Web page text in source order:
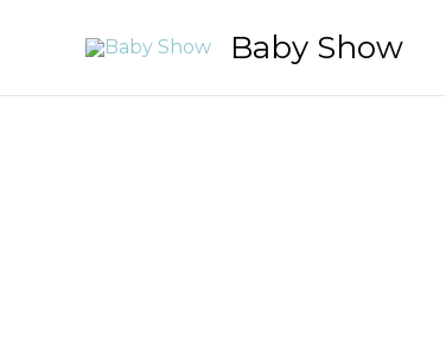
Baby Show